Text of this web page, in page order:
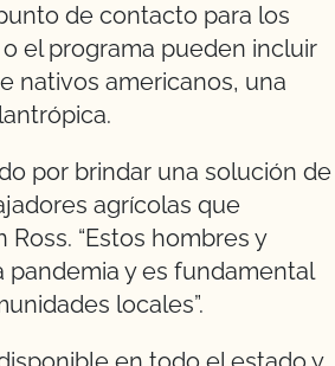
de contacto para los
el programa pueden incluir
nativos americanos, una
por brindar una solución de
agrícolas que
“Estos hombres y
y es fundamental
locales”.